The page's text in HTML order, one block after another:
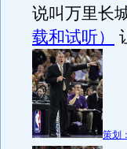
说叫万里长
载和试听）
策划